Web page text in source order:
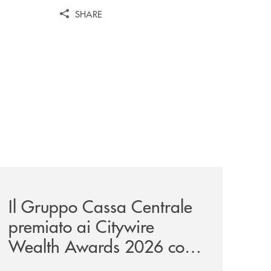
SHARE
Il Gruppo Cassa Centrale
premiato ai Citywire
Wealth Awards 2026 come